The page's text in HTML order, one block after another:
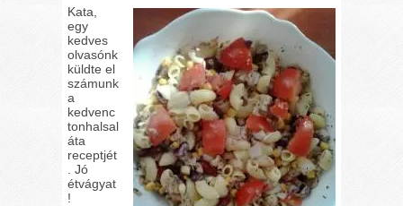
Kata,
egy
kedves
olvasónk
küldte el
számunk
a
kedvenc
tonhalsal
áta
receptjét
. Jó
étvágyat
!